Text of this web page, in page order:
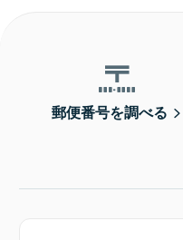
郵便番号を調べる